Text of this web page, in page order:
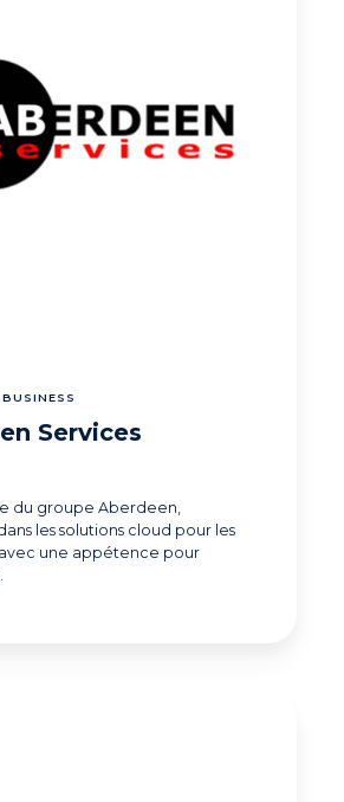
Services
du groupe Aberdeen,
les solutions cloud pour les
une appétence pour